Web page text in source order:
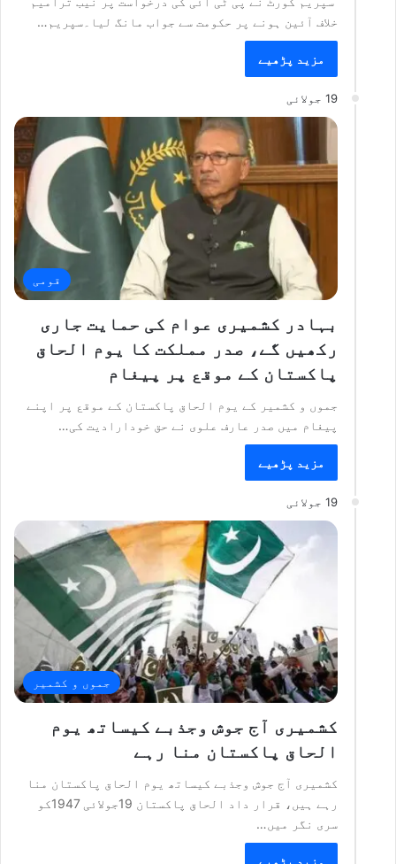
خلاف آئین ہونے پر حکومت سے جواب مانگ لیا۔سپریم…
مزید پڑھیے
19 جولائی
قومی
بہادر کشمیری عوام کی حمایت جاری
رکھیں گے، صدر مملکت کا یوم الحاق
پاکستان کے موقع پر پیغام
جموں و کشمیر کے یوم الحاق پاکستان کے موقع پر اپنے
پیغام میں صدر عارف علوی نے حق خودارادیت کی…
مزید پڑھیے
19 جولائی
جموں و کشمیر
کشمیری آج جوش وجذبے کیساتھ یوم
الحاق پاکستان منا رہے
کشمیری آج جوش وجذبے کیساتھ یوم الحاق پاکستان منا
رہے ہیں، قرار داد الحاق پاکستان 19جولائی 1947کو
سری نگر میں…